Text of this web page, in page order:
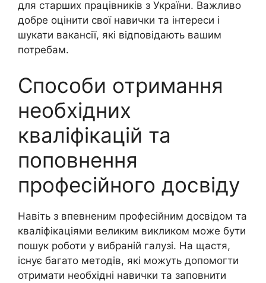
для старших працівників з України. Важливо
добре оцінити свої навички та інтереси і
шукати вакансії, які відповідають вашим
потребам.
Способи отримання
необхідних
кваліфікацій та
поповнення
професійного досвіду
Навіть з впевненим професійним досвідом та
кваліфікаціями великим викликом може бути
пошук роботи у вибраній галузі. На щастя,
існує багато методів, які можуть допомогти
отримати необхідні навички та заповнити